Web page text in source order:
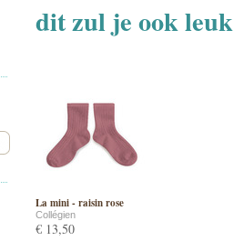
dit zul je ook
La mini - raisin rose
Collégien
€ 13,50